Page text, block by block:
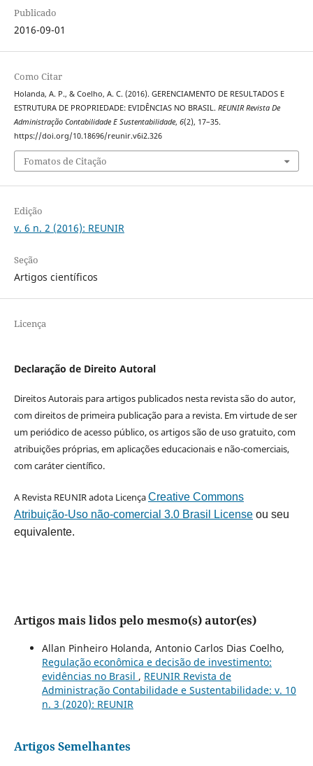
Publicado
2016-09-01
Como Citar
Holanda, A. P., & Coelho, A. C. (2016). GERENCIAMENTO DE RESULTADOS E
ESTRUTURA DE PROPRIEDADE: EVIDÊNCIAS NO BRASIL. REUNIR Revista De
Administração Contabilidade E Sustentabilidade, 6(2), 17–35.
https://doi.org/10.18696/reunir.v6i2.326
Fomatos de Citação
Edição
v. 6 n. 2 (2016): REUNIR
Seção
Artigos científicos
Licença
Declaração de Direito Autoral
Direitos Autorais para artigos publicados nesta revista são do autor,
com direitos de primeira publicação para a revista. Em virtude de ser
um periódico de acesso público, os artigos são de uso gratuito, com
atribuições próprias, em aplicações educacionais e não-comerciais,
com caráter científico.
A Revista REUNIR adota LicençaCreative Commons
Atribuição-Uso não-comercial 3.0 Brasil Licenseou seu
equivalente.
Artigos mais lidos pelo mesmo(s) autor(es)
Allan Pinheiro Holanda, Antonio Carlos Dias Coelho,
Regulação econômica e decisão de investimento:
evidências no Brasil , REUNIR Revista de
Administração Contabilidade e Sustentabilidade: v. 10
n. 3 (2020): REUNIR
Artigos Semelhantes